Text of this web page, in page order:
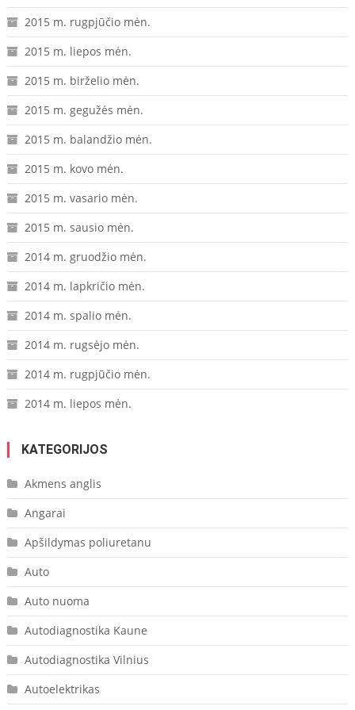
2015 m. rugpjūčio mėn.
2015 m. liepos mėn.
2015 m. birželio mėn.
2015 m. gegužės mėn.
2015 m. balandžio mėn.
2015 m. kovo mėn.
2015 m. vasario mėn.
2015 m. sausio mėn.
2014 m. gruodžio mėn.
2014 m. lapkričio mėn.
2014 m. spalio mėn.
2014 m. rugsėjo mėn.
2014 m. rugpjūčio mėn.
2014 m. liepos mėn.
KATEGORIJOS
Akmens anglis
Angarai
Apšildymas poliuretanu
Auto
Auto nuoma
Autodiagnostika Kaune
Autodiagnostika Vilnius
Autoelektrikas